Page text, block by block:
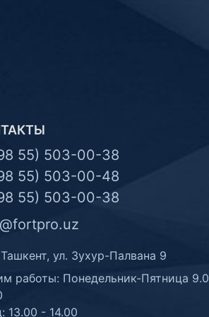
55) 503-00-38
55) 503-00-48
55) 503-00-38
ул. Зухур-Палвана 9
работы: Понедельник-Пятница
13.00 - 14.00